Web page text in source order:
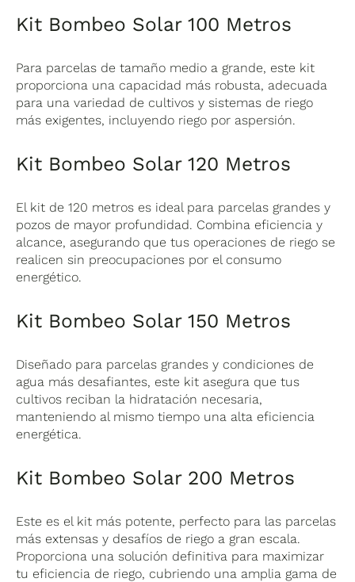
Kit Bombeo Solar 100 Metros
Para parcelas de tamaño medio a grande, este kit
proporciona una capacidad más robusta, adecuada
para una variedad de cultivos y sistemas de riego
más exigentes, incluyendo riego por aspersión.
Kit Bombeo Solar 120 Metros
El kit de 120 metros es ideal para parcelas grandes y
pozos de mayor profundidad. Combina eficiencia y
alcance, asegurando que tus operaciones de riego se
realicen sin preocupaciones por el consumo
energético.
Kit Bombeo Solar 150 Metros
Diseñado para parcelas grandes y condiciones de
agua más desafiantes, este kit asegura que tus
cultivos reciban la hidratación necesaria,
manteniendo al mismo tiempo una alta eficiencia
energética.
Kit Bombeo Solar 200 Metros
Este es el kit más potente, perfecto para las parcelas
más extensas y desafíos de riego a gran escala.
Proporciona una solución definitiva para maximizar
tu eficiencia de riego, cubriendo una amplia gama de